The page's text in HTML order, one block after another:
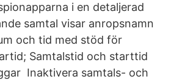
i en detaljerad
samtal visar anropsnamn
och tid med stöd för
Samtalstid och starttid
Inaktivera samtals- och